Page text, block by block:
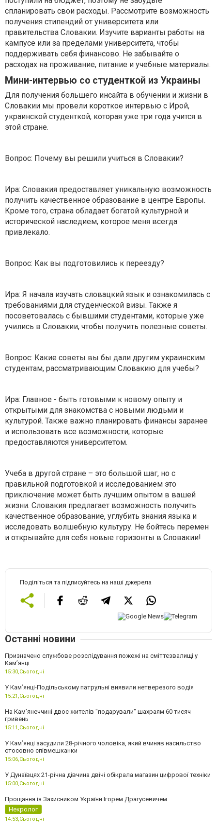
спланировать свои расходы. Рассмотрите возможность
получения стипендий от университета или
правительства Словакии. Изучите варианты работы на
кампусе или за пределами университета, чтобы
поддерживать себя финансово. Не забывайте о
расходах на проживание, питание и учебные материалы.
Мини-интервью со студенткой из Украины
Для получения большего инсайта в обучении и жизни в
Словакии мы провели короткое интервью с Ирой,
украинской студенткой, которая уже три года учится в
этой стране.
Вопрос: Почему вы решили учиться в Словакии?
Ира: Словакия предоставляет уникальную возможность
получить качественное образование в центре Европы.
Кроме того, страна обладает богатой культурной и
исторической наследием, которое меня всегда
привлекало.
Вопрос: Как вы подготовились к переезду?
Ира: Я начала изучать словацкий язык и ознакомилась с
требованиями для студенческой визы. Также я
посоветовалась с бывшими студентами, которые уже
учились в Словакии, чтобы получить полезные советы.
Вопрос: Какие советы вы бы дали другим украинским
студентам, рассматривающим Словакию для учебы?
Ира: Главное - быть готовыми к новому опыту и
открытыми для знакомства с новыми людьми и
культурой. Также важно планировать финансы заранее
и использовать все возможности, которые
предоставляются университетом.
Учеба в другой стране – это большой шаг, но с
правильной подготовкой и исследованием это
приключение может быть лучшим опытом в вашей
жизни. Словакия предлагает возможность получить
качественное образование, углубить знания языка и
исследовать волшебную культуру. Не бойтесь перемен
и открывайте для себя новые горизонты в Словакии!
Поділіться та підписуйтесь на наші джерела
Останні новини
Призначено службове розслідування пожежі на сміттєзвалищі у
Кам’янці
15:30,Сьогодні
У Кам’янці-Подільському патрульні виявили нетверезого водія
15:21,Сьогодні
На Камʼянеччині двоє жителів "подарували" шахраям 60 тисяч
гривень
15:11,Сьогодні
У Камʼянці засудили 28-річного чоловіка, який вчиняв насильство
стосовно співмешканки
15:06,Сьогодні
У Дунаївцях 21-річна дівчина двічі обікрала магазин цифрової техніки
15:00,Сьогодні
Прощання із Захисником України Ігорем Драгусевичем
Некролог
14:53,Сьогодні